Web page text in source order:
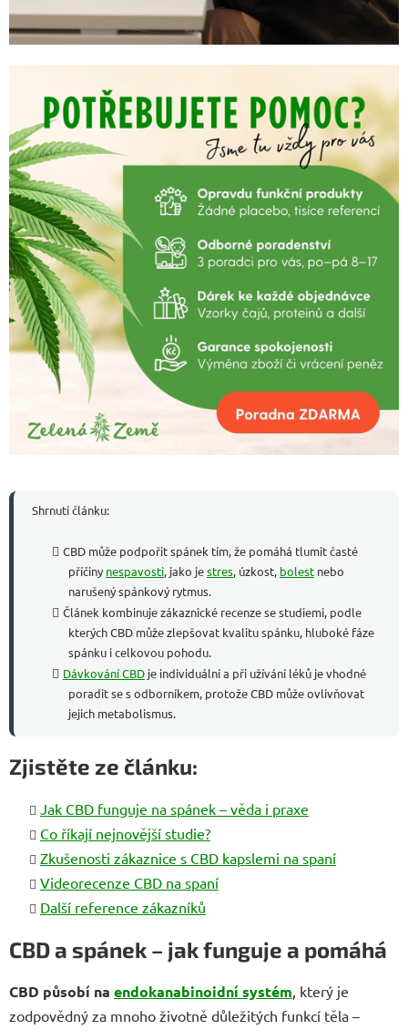
Shrnutí článku:
CBD může podpořit spánek tím, že pomáhá tlumit časté
příčiny nespavosti, jako jestres, úzkost, bolest nebo
narušený spánkový rytmus.
Článek kombinuje zákaznické recenze se studiemi, podle
kterých CBD může zlepšovat kvalitu spánku, hluboké fáze
spánku i celkovou pohodu.
Dávkování CBD je individuální a při užívání léků je vhodné
poradit se s odborníkem, protože CBD může ovlivňovat
jejich metabolismus.
Zjistěte ze článku:
Jak CBD funguje na spánek – věda i praxe
Co říkají nejnovější studie?
Zkušenosti zákaznice s CBD kapslemi na spaní
Videorecenze CBD na spaní
Další reference zákazníků
CBD a spánek – jak funguje a pomáhá
CBD působí na endokanabinoidní systém, který je
zodpovědný za mnoho životně důležitých funkcí těla –